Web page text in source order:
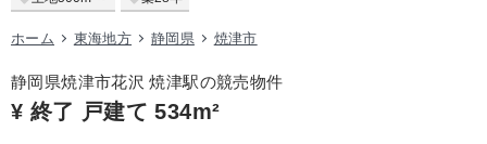
ホーム 東海地方 静岡県 焼津市
静岡県焼津市花沢 焼津駅の競売物件
¥ 終了 戸建て 534m²